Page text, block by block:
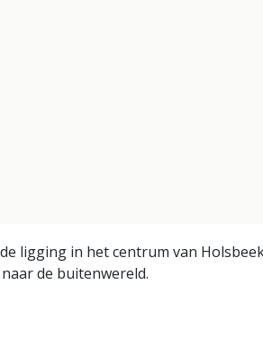
ligging in het centrum van
de buitenwereld.